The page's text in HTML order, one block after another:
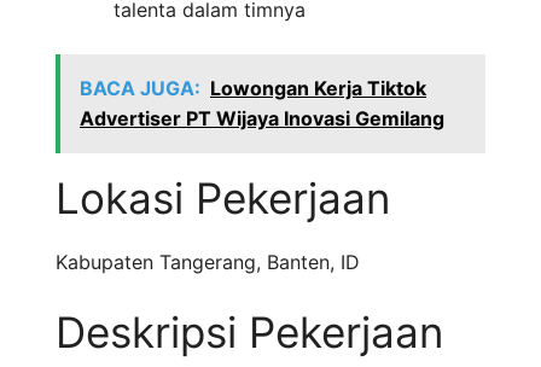
talenta dalam timnya
BACA JUGA: Lowongan Kerja Tiktok
Advertiser PT Wijaya Inovasi Gemilang
Lokasi Pekerjaan
Kabupaten Tangerang, Banten, ID
Deskripsi Pekerjaan